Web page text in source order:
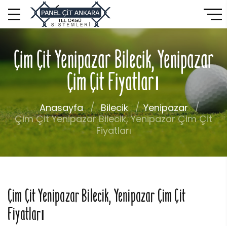
Çim Çit Yenipazar Bilecik, Yenipazar
Çim Çit Fiyatları
Anasayfa Bilecik
Yenipazar
Çim Çit Yenipazar Bilecik, Yenipazar Çim Çit
Fiyatları
Çim Çit Yenipazar Bilecik, Yenipazar Çim Çit
Fiyatları